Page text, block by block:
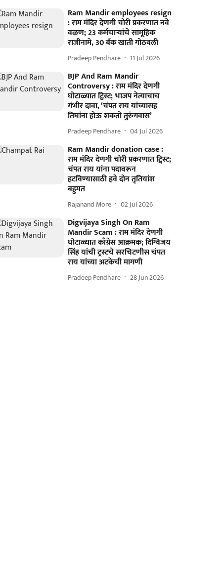
Ram Mandir employees resign
: राम मंदिर देणगी चोरी प्रकरणात नवे
वळण; 23 कर्मचाऱ्यांचे सामूहिक
राजीनामे, 30 बँक खाती गोठवली
Pradeep Pendhare 11 Jul 2026
BJP And Ram Mandir
Controversy : राम मंदिर देणगी
घोटाळ्यात ट्विस्ट; भाजप नेत्याचाच
गंभीर दावा, ‘चंपत राय यांच्यासह
तिघांना होऊ शकतो तुरुंगवास’
Pradeep Pendhare 04 Jul 2026
Ram Mandir donation case :
राम मंदिर देणगी चोरी प्रकरणात ट्विस्ट;
चंपत राय यांना पदावरून
हटविण्यासाठी हवे दोन तृतियांश
बहुमत
Rajanand More 02 Jul 2026
Digvijaya Singh On Ram
Mandir Scam : राम मंदिर देणगी
घोटाळ्यात काँग्रेस आक्रमक; दिग्विजय
सिंह यांची ट्रस्टचे सरचिटणीस चंपत
राय यांच्या अटकेची मागणी
Pradeep Pendhare 28 Jun 2026